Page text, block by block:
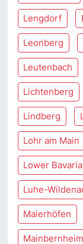
Lengdorf
Leonberg
Leutenbach
Lichtenberg
Lindberg
Lohr am Main
Lower Bavaria
Luhe-
Maierhöfen
Mainbernheim